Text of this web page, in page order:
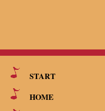
START
HOME